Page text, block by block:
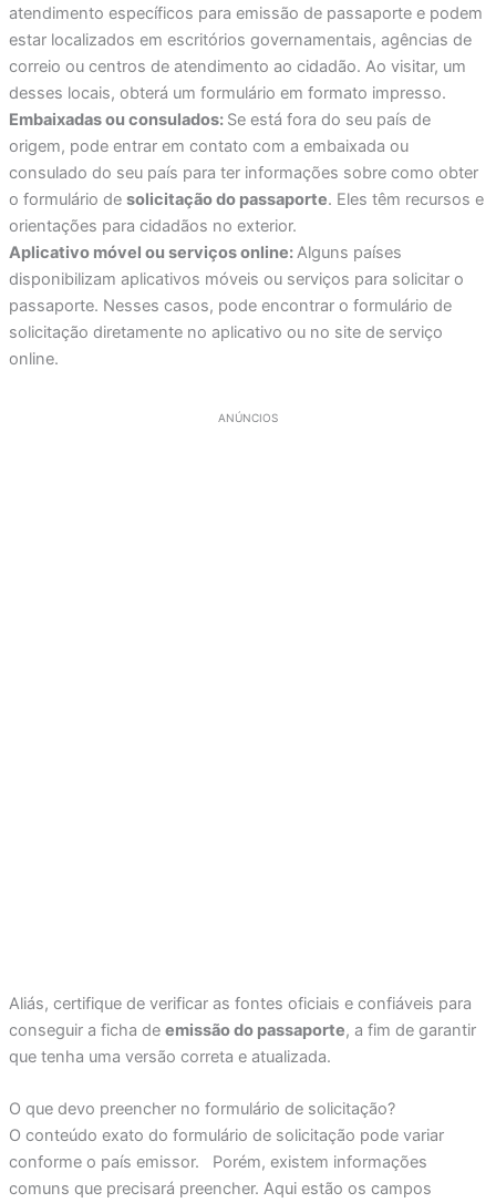
atendimento específicos para emissão de passaporte e podem
estar localizados em escritórios governamentais, agências de
correio ou centros de atendimento ao cidadão. Ao visitar, um
desses locais, obterá um formulário em formato impresso.
Embaixadas ou consulados: Se está fora do seu país de
origem, pode entrar em contato com a embaixada ou
consulado do seu país para ter informações sobre como obter
o formulário de solicitação do passaporte. Eles têm recursos e
orientações para cidadãos no exterior.
Aplicativo móvel ou serviços online:Alguns países
disponibilizam aplicativos móveis ou serviços para solicitar o
passaporte. Nesses casos, pode encontrar o formulário de
solicitação diretamente no aplicativo ou no site de serviço
online.
ANÚNCIOS
Aliás, certifique de verificar as fontes oficiais e confiáveis para
conseguir a ficha de emissão do passaporte, a fim de garantir
que tenha uma versão correta e atualizada.
O que devo preencher no formulário de solicitação?
O conteúdo exato do formulário de solicitação pode variar
conforme o país emissor. Porém, existem informações
comuns que precisará preencher. Aqui estão os campos